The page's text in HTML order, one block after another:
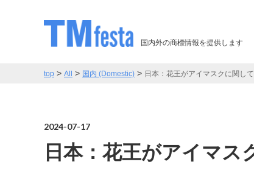
国内外の商標情報を提供します
top > All > 国内 (Domestic) > 日本：花王がアイマスクに関し
2024-07-17
日本：花王がアイマ